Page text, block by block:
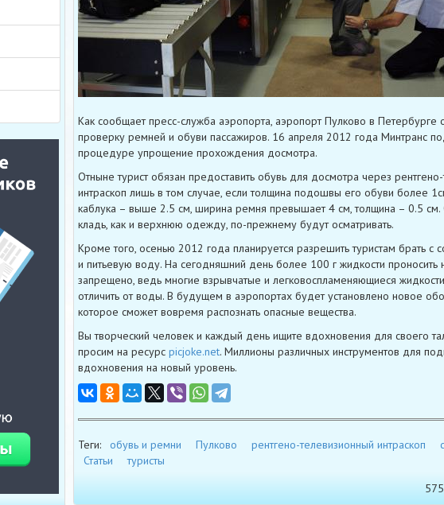
Как сообщает пресс-служба аэропорта, аэропорт Пулково в Петербурге
проверку ремней и обуви пассажиров. 16 апреля 2012 года Минтранс
процедуре упрощение прохождения досмотра.
Отныне турист обязан предоставить обувь для досмотра через
интраскоп лишь в том случае, если толщина подошвы его обуви более
каблука – выше 2.5 см, ширина ремня превышает 4 см, толщина – 0.5
кладь, как и верхнюю одежду, по-прежнему будут осматривать.
Кроме того, осенью 2012 года планируется разрешить туристам брать с
и питьевую воду. На сегодняшний день более 100 г жидкости проносить
запрещено, ведь многие взрывчатые и легковоспламеняющиеся
отличить от воды. В будущем в аэропортах будет установлено новое
которое сможет вовремя распознать опасные вещества.
Вы творческий человек и каждый день ищите вдохновения для своего
просим на ресурс picjoke.net. Миллионы различных инструментов для
вдохновения на новый уровень.
Теги: обувь и ремни Пулково рентгено-телевизионный интраскоп
Статьи
туристы